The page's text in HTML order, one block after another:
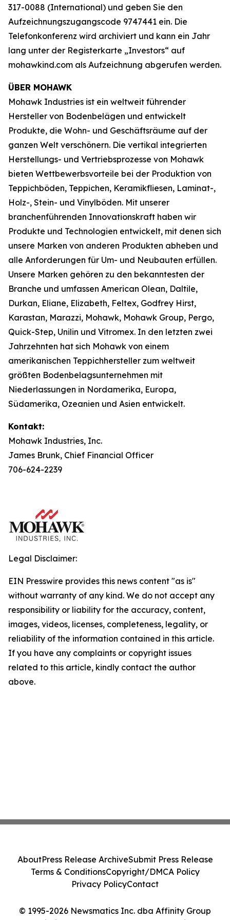
317-0088 (International) und geben Sie den
Aufzeichnungszugangscode 9747441 ein. Die
Telefonkonferenz wird archiviert und kann ein Jahr
lang unter der Registerkarte „Investors“ auf
mohawkind.com als Aufzeichnung abgerufen werden.
ÜBER MOHAWK
Mohawk Industries ist ein weltweit führender
Hersteller von Bodenbelägen und entwickelt
Produkte, die Wohn- und Geschäftsräume auf der
ganzen Welt verschönern. Die vertikal integrierten
Herstellungs- und Vertriebsprozesse von Mohawk
bieten Wettbewerbsvorteile bei der Produktion von
Teppichböden, Teppichen, Keramikfliesen, Laminat-,
Holz-, Stein- und Vinylböden. Mit unserer
branchenführenden Innovationskraft haben wir
Produkte und Technologien entwickelt, mit denen sich
unsere Marken von anderen Produkten abheben und
alle Anforderungen für Um- und Neubauten erfüllen.
Unsere Marken gehören zu den bekanntesten der
Branche und umfassen American Olean, Daltile,
Durkan, Eliane, Elizabeth, Feltex, Godfrey Hirst,
Karastan, Marazzi, Mohawk, Mohawk Group, Pergo,
Quick-Step, Unilin und Vitromex. In den letzten zwei
Jahrzehnten hat sich Mohawk von einem
amerikanischen Teppichhersteller zum weltweit
größten Bodenbelagsunternehmen mit
Niederlassungen in Nordamerika, Europa,
Südamerika, Ozeanien und Asien entwickelt.
Kontakt:
Mohawk Industries, Inc.
James Brunk, Chief Financial Officer
706-624-2239
Legal Disclaimer:
EIN Presswire provides this news content "as is"
without warranty of any kind. We do not accept any
responsibility or liability for the accuracy, content,
images, videos, licenses, completeness, legality, or
reliability of the information contained in this article.
If you have any complaints or copyright issues
related to this article, kindly contact the author
above.
© 1995-2026 Newsmatics Inc. dba Affinity Group
AboutPress Release ArchiveSubmit Press Release
Terms & ConditionsCopyright/DMCA Policy
Privacy PolicyContact